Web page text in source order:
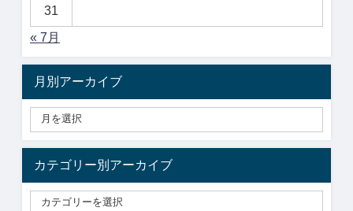
31
« 7月
月別アーカイブ
カテゴリー別アーカイブ